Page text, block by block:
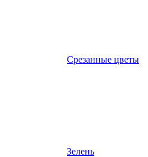
Срезанные цветы
Зелень